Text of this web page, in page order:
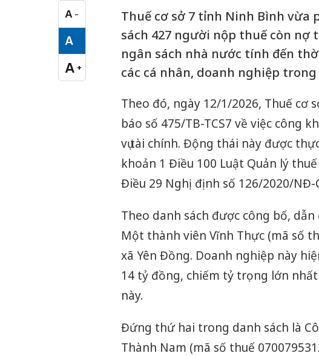
A −
Cỡ chữ nhỏ
A
Cỡ chữ vừa
A +
Cỡ chữ lớn
Thuế cơ sở 7 tỉnh Ninh Bình
sách 427 người nộp thuế còn
ngân sách nhà nước tính đến
các cá nhân, doanh nghiệp
Theo đó, ngày 12/1/2026, Thuế cơ
báo số 475/TB-TCS7 về việc công
vụ tài chính. Động thái này được
khoản 1 Điều 100 Luật Quản lý
Điều 29 Nghị định số 126/2020/NĐ-
Theo danh sách được công bố,
Một thành viên Vĩnh Thực (mã số
xã Yên Đồng. Doanh nghiệp này
14 tỷ đồng, chiếm tỷ trọng lớn
này.
Đứng thứ hai trong danh sách là
Thành Nam (mã số thuế